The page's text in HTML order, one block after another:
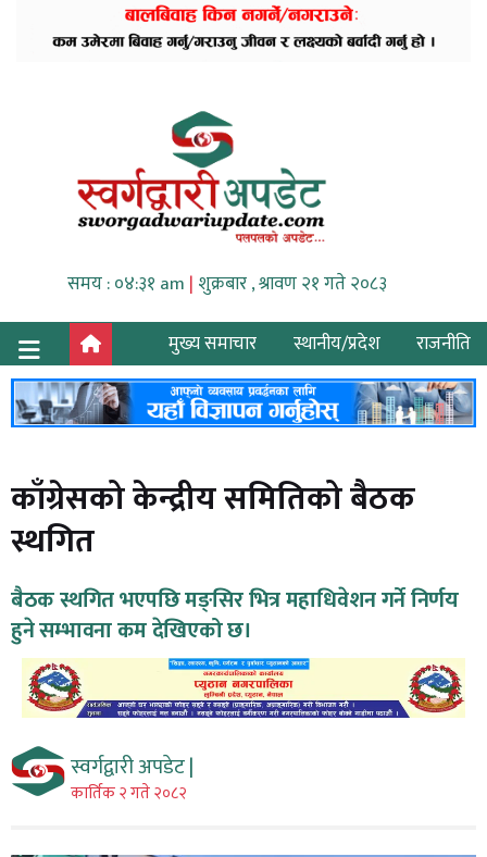
समय : ०४:३१ am | शुक्रबार , श्रावण २१ गते २०८३
मुख्य समाचार
स्थानीय/प्रदेश राजनीति
काँग्रेसको केन्द्रीय समितिको बैठक
स्थगित
बैठक स्थगित भएपछि मङ्सिर भित्र महाधिवेशन गर्ने निर्णय
हुने सम्भावना कम देखिएको छ।
स्वर्गद्वारी अपडेट |
कार्तिक २ गते २०८२